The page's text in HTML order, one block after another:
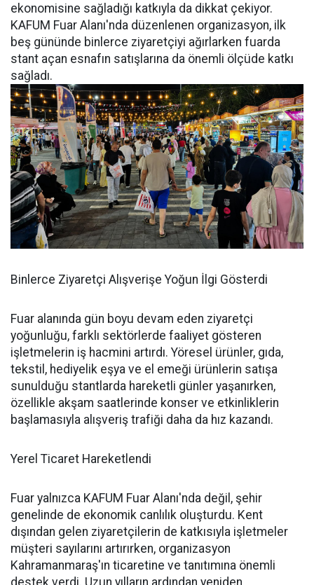
ekonomisine sağladığı katkıyla da dikkat çekiyor.
KAFUM Fuar Alanı'nda düzenlenen organizasyon, ilk
beş gününde binlerce ziyaretçiyi ağırlarken fuarda
stant açan esnafın satışlarına da önemli ölçüde katkı
sağladı.
Binlerce Ziyaretçi Alışverişe Yoğun İlgi Gösterdi
Fuar alanında gün boyu devam eden ziyaretçi
yoğunluğu, farklı sektörlerde faaliyet gösteren
işletmelerin iş hacmini artırdı. Yöresel ürünler, gıda,
tekstil, hediyelik eşya ve el emeği ürünlerin satışa
sunulduğu stantlarda hareketli günler yaşanırken,
özellikle akşam saatlerinde konser ve etkinliklerin
başlamasıyla alışveriş trafiği daha da hız kazandı.
Yerel Ticaret Hareketlendi
Fuar yalnızca KAFUM Fuar Alanı'nda değil, şehir
genelinde de ekonomik canlılık oluşturdu. Kent
dışından gelen ziyaretçilerin de katkısıyla işletmeler
müşteri sayılarını artırırken, organizasyon
Kahramanmaraş'ın ticaretine ve tanıtımına önemli
destek verdi. Uzun yılların ardından yeniden